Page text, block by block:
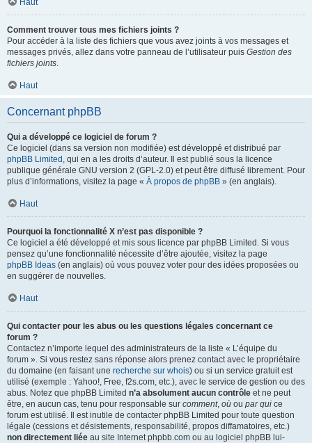
Haut
Comment trouver tous mes fichiers joints ?
Pour accéder à la liste des fichiers que vous avez joints à vos messages et
messages privés, allez dans votre panneau de l’utilisateur puis Gestion des
fichiers joints.
Haut
Concernant phpBB
Qui a développé ce logiciel de forum ?
Ce logiciel (dans sa version non modifiée) est développé et distribué par
phpBB Limited , qui en a les droits d’auteur. Il est publié sous la licence
publique générale GNU version 2 (GPL-2.0) et peut être diffusé librement. Pour
plus d’informations, visitez la page « À propos de phpBB » (en anglais).
Haut
Pourquoi la fonctionnalité X n’est pas disponible ?
Ce logiciel a été développé et mis sous licence par phpBB Limited. Si vous
pensez qu’une fonctionnalité nécessite d’être ajoutée, visitez la page
phpBB Ideas (en anglais) où vous pouvez voter pour des idées proposées ou
en suggérer de nouvelles.
Haut
Qui contacter pour les abus ou les questions légales concernant ce
forum ?
Contactez n’importe lequel des administrateurs de la liste « L’équipe du
forum ». Si vous restez sans réponse alors prenez contact avec le propriétaire
du domaine (en faisant une recherche sur whois) ou si un service gratuit est
utilisé (exemple : Yahoo!, Free, f2s.com, etc.), avec le service de gestion ou des
abus. Notez que phpBB Limited n’a absolument aucun contrôle et ne peut
être, en aucun cas, tenu pour responsable sur comment, où ou par qui ce
forum est utilisé. Il est inutile de contacter phpBB Limited pour toute question
légale (cessions et désistements, responsabilité, propos diffamatoires, etc.)
non directement liée au site Internet phpbb.com ou au logiciel phpBB lui-